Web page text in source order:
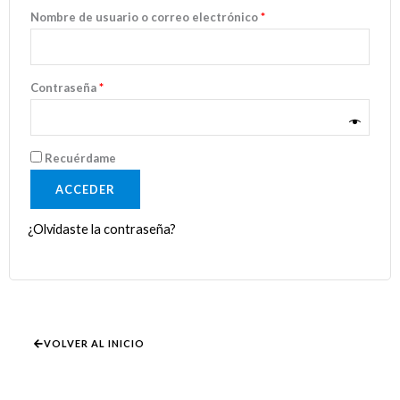
Nombre de usuario o correo electrónico*
Contraseña*
Recuérdame
ACCEDER
¿Olvidaste la contraseña?
VOLVER AL INICIO